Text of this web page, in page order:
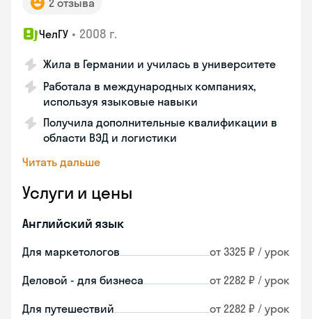
2 отзыва
ЧелГУ • 2008 г.
Жила в Германии и училась в университете
Работала в международных компаниях,
используя языковые навыки
Получила дополнительные квалификации в
области ВЭД и логистики
Читать дальше
Услуги и цены
Английский язык
Для маркетологов от 3325 ₽ / урок
Деловой - для бизнеса от 2282 ₽ / урок
Для путешествий от 2282 ₽ / урок